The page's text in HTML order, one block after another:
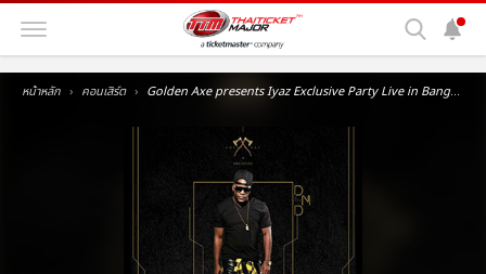
หน้าหลัก คอนเสิร์ต Golden Axe presents Iyaz Exclusive Party Live in Bangkok